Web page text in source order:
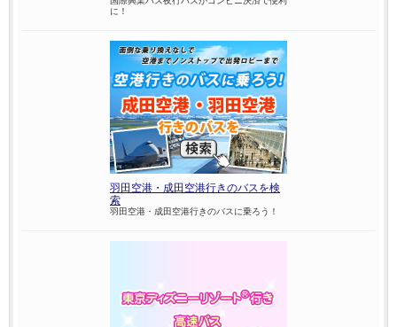
に！
羽田空港・成田空港行きのバスを検
索
羽田空港・成田空港行きのバスに乗ろう！